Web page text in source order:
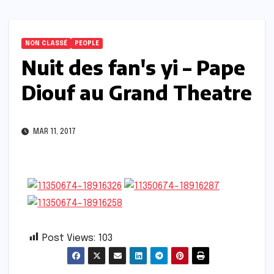
NON CLASSÉ PEOPLE
Nuit des fan's yi – Pape
Diouf au Grand Theatre
MAR 11, 2017
Post Views: 103